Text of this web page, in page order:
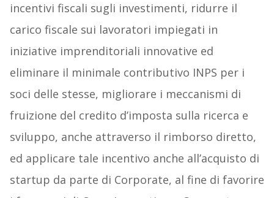
incentivi fiscali sugli investimenti, ridurre il
carico fiscale sui lavoratori impiegati in
iniziative imprenditoriali innovative ed
eliminare il minimale contributivo INPS per i
soci delle stesse, migliorare i meccanismi di
fruizione del credito d’imposta sulla ricerca e
sviluppo, anche attraverso il rimborso diretto,
ed applicare tale incentivo anche all’acquisto di
startup da parte di Corporate, al fine di favorire